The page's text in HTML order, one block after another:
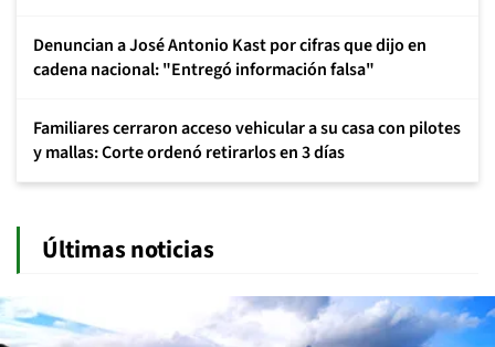
Denuncian a José Antonio Kast por cifras que dijo en
cadena nacional: "Entregó información falsa"
Familiares cerraron acceso vehicular a su casa con pilotes
y mallas: Corte ordenó retirarlos en 3 días
Últimas noticias